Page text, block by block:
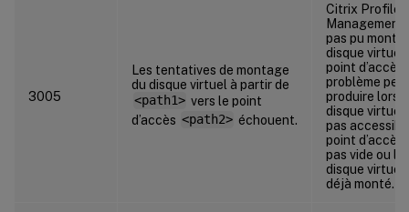
3005
Les tentatives de montage
du disque virtuel à partir de
<path1> vers le point
d’accès <path2> échouent.
Citrix Profile
Management
pas pu
disque virtuel
point d’accès.
problème
produire
disque virtuel
pas
point d’accès
pas vide ou le
disque virtuel
déjà monté.